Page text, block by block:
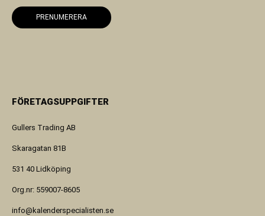
PRENUMERERA
FÖRETAGSUPPGIFTER
Gullers Trading AB
Skaragatan 81B
531 40 Lidköping
Org.nr: 559007-8605
info@kalenderspecialisten.se